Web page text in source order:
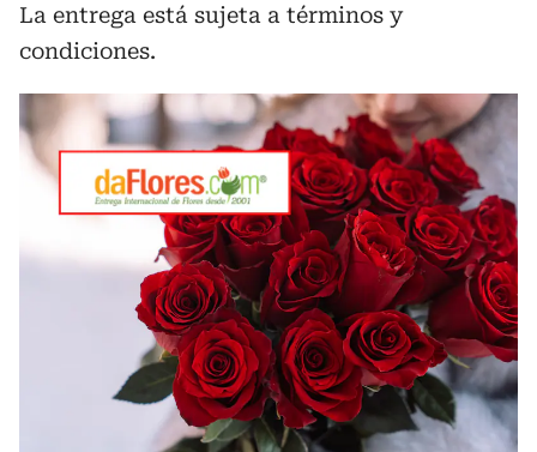
La entrega está sujeta a términos y
condiciones.